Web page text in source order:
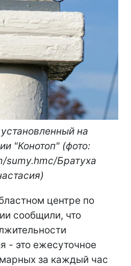
на
"Конотоп" (фото:
sumy.hmc/Братуха
центре по
сообщили, что
- это ежесуточное
за каждый час